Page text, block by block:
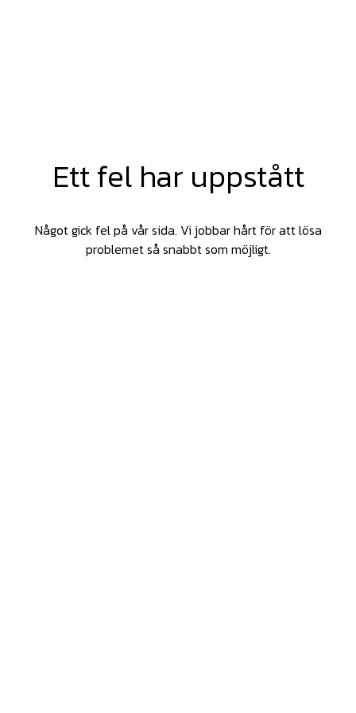
Ett fel har uppstått
Något gick fel på vår sida. Vi jobbar hårt för att lösa
problemet så snabbt som möjligt.